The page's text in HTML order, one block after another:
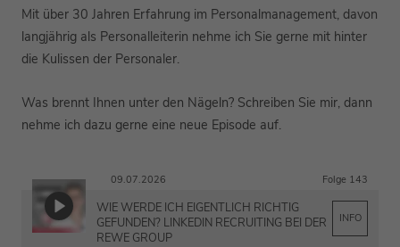
Mit über 30 Jahren Erfahrung im Personalmanagement, davon
langjährig als Personalleiterin nehme ich Sie gerne mit hinter
die Kulissen der Personaler.
Was brennt Ihnen unter den Nägeln? Schreiben Sie mir, dann
nehme ich dazu gerne eine neue Episode auf.
09.07.2026 Folge 143
WIE WERDE ICH EIGENTLICH RICHTIG
GEFUNDEN? LINKEDIN RECRUITING BEI DER
REWE GROUP
INFO